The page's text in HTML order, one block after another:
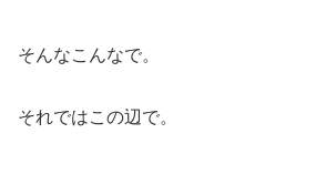
そんなこんなで。
それではこの辺で。